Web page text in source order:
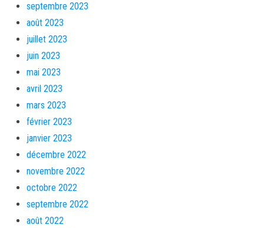
septembre 2023
août 2023
juillet 2023
juin 2023
mai 2023
avril 2023
mars 2023
février 2023
janvier 2023
décembre 2022
novembre 2022
octobre 2022
septembre 2022
août 2022